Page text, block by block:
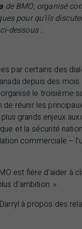
deBMO, organisé
pour qu’ils
dessous :
par certains des
depuis des
le troisième
de réunir les
grands enjeux
et la sécurité
commerciale –
est fière d’aider à
d’ambition. »
à propos des